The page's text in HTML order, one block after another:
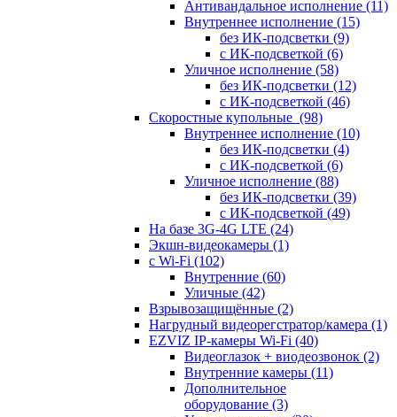
Антивандальное исполнение (11)
Внутреннее исполнение (15)
без ИК-подсветки (9)
с ИК-подсветкой (6)
Уличное исполнение (58)
без ИК-подсветки (12)
с ИК-подсветкой (46)
Скоростные купольные (98)
Внутреннее исполнение (10)
без ИК-подсветки (4)
с ИК-подсветкой (6)
Уличное исполнение (88)
без ИК-подсветки (39)
с ИК-подсветкой (49)
На базе 3G-4G LTE (24)
Экшн-видеокамеры (1)
с Wi-Fi (102)
Внутренние (60)
Уличные (42)
Взрывозащищённые (2)
Нагрудный видеорегстратор/камера (1)
EZVIZ IP-камеры Wi-Fi (40)
Видеоглазок + виодеозвонок (2)
Внутренние камеры (11)
Дополнительное
оборудование (3)